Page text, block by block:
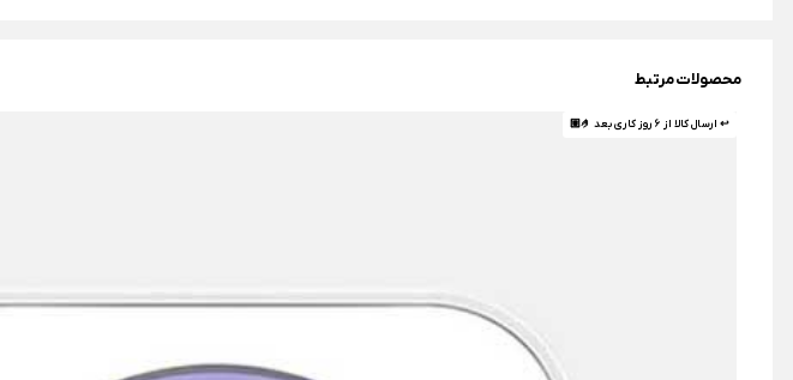
محصولات مرتبط
↩ ارسال کالا از 6 روز کاری بعد 🤌🏼